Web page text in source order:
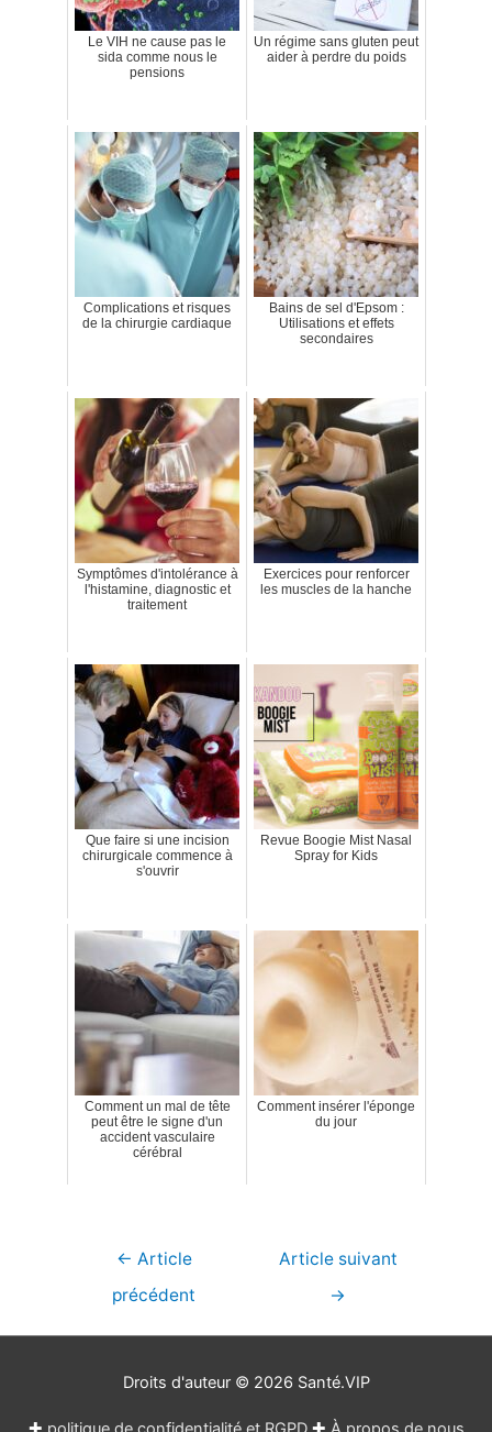
Le VIH ne cause pas le
sida comme nous le
pensions
Un régime sans gluten peut
aider à perdre du poids
Complications et risques
de la chirurgie cardiaque
Bains de sel d'Epsom :
Utilisations et effets
secondaires
Symptômes d'intolérance à
l'histamine, diagnostic et
traitement
Exercices pour renforcer
les muscles de la hanche
Que faire si une incision
chirurgicale commence à
s'ouvrir
Revue Boogie Mist Nasal
Spray for Kids
Comment un mal de tête
peut être le signe d'un
accident vasculaire
cérébral
Comment insérer l'éponge
du jour
Navigation
← Article
précédent
Article suivant
→
Droits d'auteur © 2026 Santé.VIP